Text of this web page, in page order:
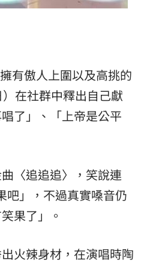
有傲人上圍以及高挑的
在社群中釋出自己獻
了」、「上帝是公平
〈追追追〉，笑說連
吧」，不過真實嗓音仍
果了」。
火辣身材，在演唱時陶